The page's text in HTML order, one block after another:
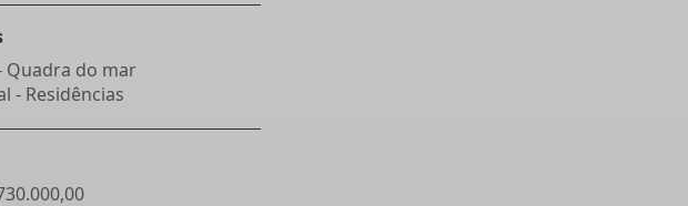
Quadra do mar
- Residências